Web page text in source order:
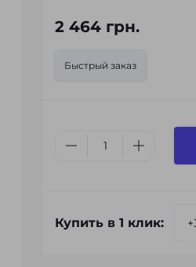
2 464 грн.
Быстрый заказ
Купить в 1 клик: